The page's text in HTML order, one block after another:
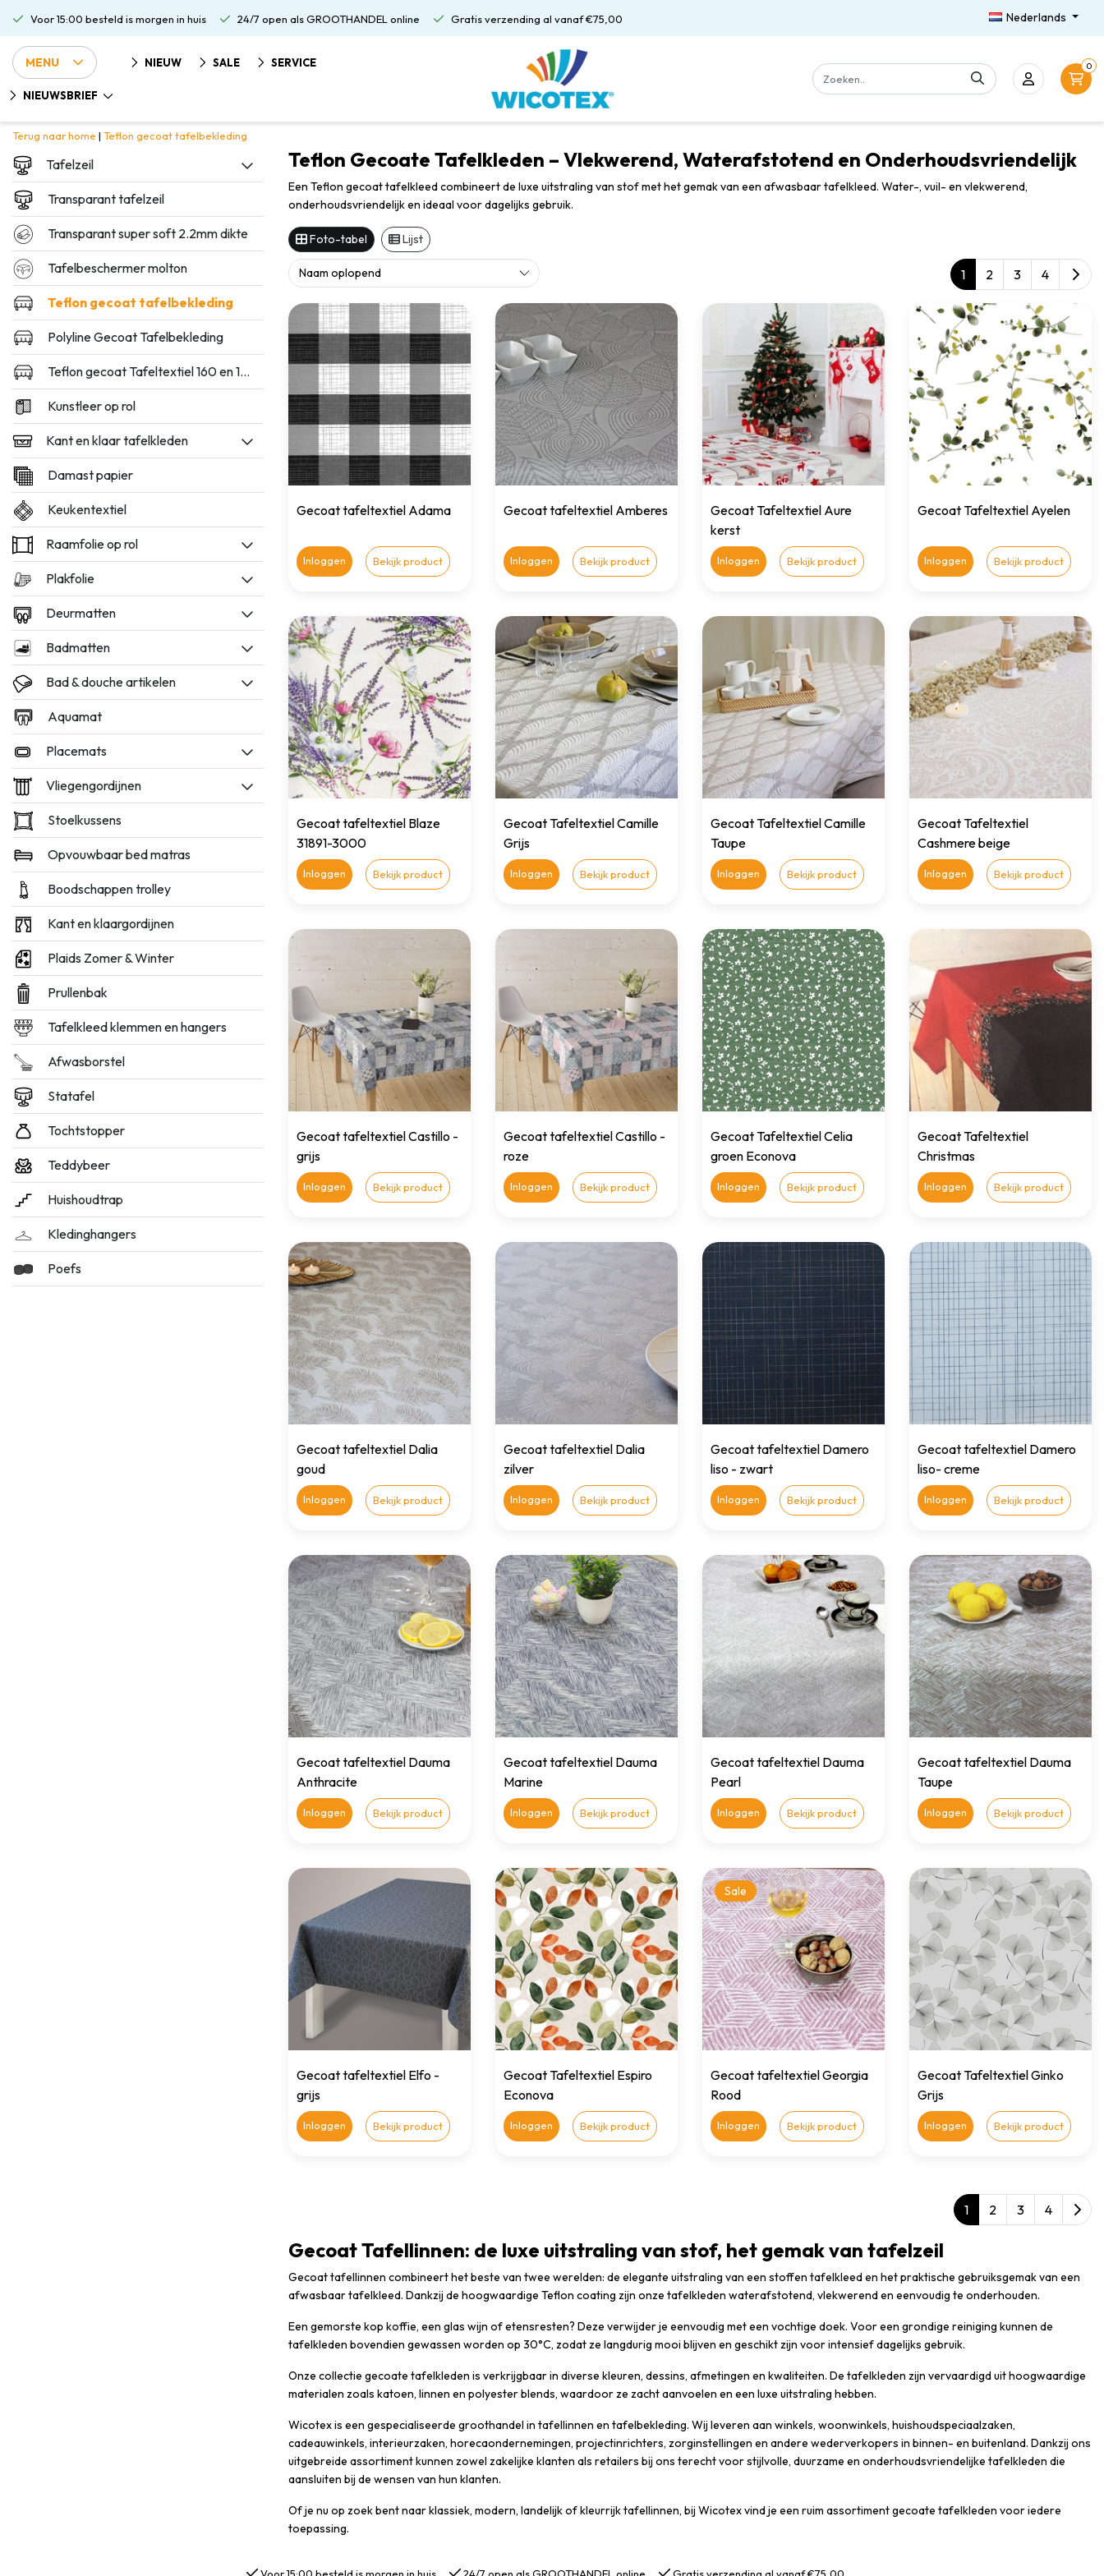
Voor 15:00 besteld is morgen in huis 24/7 open als GROOTHANDEL online Gratis verzending al vanaf €75,00 Nederlands
MENU NIEUW SALE SERVICE
NIEUWSBRIEF
0
Terug naar home | Teflon gecoat tafelbekleding
Tafelzeil
Transparant tafelzeil
Transparant super soft 2.2mm dikte
Tafelbeschermer molton
Teflon gecoat tafelbekleding
Polyline Gecoat Tafelbekleding
Teflon gecoat Tafeltextiel 160 en 180cm breed
Kunstleer op rol
Kant en klaar tafelkleden
Damast papier
Keukentextiel
Raamfolie op rol
Plakfolie
Deurmatten
Badmatten
Bad & douche artikelen
Aquamat
Placemats
Vliegengordijnen
Stoelkussens
Opvouwbaar bed matras
Boodschappen trolley
Kant en klaargordijnen
Plaids Zomer & Winter
Prullenbak
Tafelkleed klemmen en hangers
Afwasborstel
Statafel
Tochtstopper
Teddybeer
Huishoudtrap
Kledinghangers
Poefs
Teflon Gecoate Tafelkleden – Vlekwerend, Waterafstotend en Onderhoudsvriendelijk
Een Teflon gecoat tafelkleed combineert de luxe uitstraling van stof met het gemak van een afwasbaar tafelkleed. Water-, vuil- en vlekwerend,
onderhoudsvriendelijk en ideaal voor dagelijks gebruik.
Foto-tabel Lijst
1 2 3 4
Gecoat tafeltextiel Adama
Inloggen Bekijk product
Gecoat tafeltextiel Amberes
Inloggen Bekijk product
Gecoat Tafeltextiel Aure
kerst
Inloggen Bekijk product
Gecoat Tafeltextiel Ayelen
Inloggen Bekijk product
Gecoat tafeltextiel Blaze
31891-3000
Inloggen Bekijk product
Gecoat Tafeltextiel Camille
Grijs
Inloggen Bekijk product
Gecoat Tafeltextiel Camille
Taupe
Inloggen Bekijk product
Gecoat Tafeltextiel
Cashmere beige
Inloggen Bekijk product
Gecoat tafeltextiel Castillo -
grijs
Inloggen Bekijk product
Gecoat tafeltextiel Castillo -
roze
Inloggen Bekijk product
Gecoat Tafeltextiel Celia
groen Econova
Inloggen Bekijk product
Gecoat Tafeltextiel
Christmas
Inloggen Bekijk product
Gecoat tafeltextiel Dalia
goud
Inloggen Bekijk product
Gecoat tafeltextiel Dalia
zilver
Inloggen Bekijk product
Gecoat tafeltextiel Damero
liso - zwart
Inloggen Bekijk product
Gecoat tafeltextiel Damero
liso- creme
Inloggen Bekijk product
Gecoat tafeltextiel Dauma
Anthracite
Inloggen Bekijk product
Gecoat tafeltextiel Dauma
Marine
Inloggen Bekijk product
Gecoat tafeltextiel Dauma
Pearl
Inloggen Bekijk product
Gecoat tafeltextiel Dauma
Taupe
Inloggen Bekijk product
Gecoat tafeltextiel Elfo -
grijs
Inloggen Bekijk product
Gecoat Tafeltextiel Espiro
Econova
Inloggen Bekijk product
Sale
Gecoat tafeltextiel Georgia
Rood
Inloggen Bekijk product
Gecoat Tafeltextiel Ginko
Grijs
Inloggen Bekijk product
1 2 3 4
Gecoat Tafellinnen: de luxe uitstraling van stof, het gemak van tafelzeil
Gecoat tafellinnen combineert het beste van twee werelden: de elegante uitstraling van een stoffen tafelkleed en het praktische gebruiksgemak van een
afwasbaar tafelkleed. Dankzij de hoogwaardige Teflon coating zijn onze tafelkleden waterafstotend, vlekwerend en eenvoudig te onderhouden.
Een gemorste kop koffie, een glas wijn of etensresten? Deze verwijder je eenvoudig met een vochtige doek. Voor een grondige reiniging kunnen de
tafelkleden bovendien gewassen worden op 30°C, zodat ze langdurig mooi blijven en geschikt zijn voor intensief dagelijks gebruik.
Onze collectie gecoate tafelkleden is verkrijgbaar in diverse kleuren, dessins, afmetingen en kwaliteiten. De tafelkleden zijn vervaardigd uit hoogwaardige
materialen zoals katoen, linnen en polyester blends, waardoor ze zacht aanvoelen en een luxe uitstraling hebben.
Wicotex is een gespecialiseerde groothandel in tafellinnen en tafelbekleding. Wij leveren aan winkels, woonwinkels, huishoudspeciaalzaken,
cadeauwinkels, interieurzaken, horecaondernemingen, projectinrichters, zorginstellingen en andere wederverkopers in binnen- en buitenland. Dankzij ons
uitgebreide assortiment kunnen zowel zakelijke klanten als retailers bij ons terecht voor stijlvolle, duurzame en onderhoudsvriendelijke tafelkleden die
aansluiten bij de wensen van hun klanten.
Of je nu op zoek bent naar klassiek, modern, landelijk of kleurrijk tafellinnen, bij Wicotex vind je een ruim assortiment gecoate tafelkleden voor iedere
toepassing.